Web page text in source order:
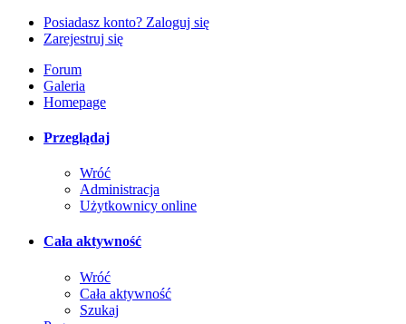
Posiadasz konto? Zaloguj się
Zarejestruj się
Forum
Galeria
Homepage
Przeglądaj
Wróć
Administracja
Użytkownicy online
Cała aktywność
Wróć
Cała aktywność
Szukaj